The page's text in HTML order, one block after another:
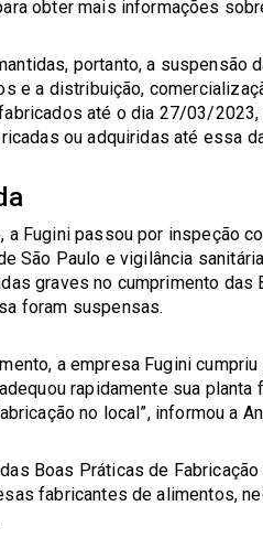
obter mais informações
portanto, a suspensão
e a distribuição,
até o dia 27/03/
ou adquiridas até essa
a Fugini passou por inspeção
São Paulo e vigilância
graves no cumprimento
foram suspensas.
a empresa Fugini
rapidamente sua
no local”, informou a
Boas Práticas de
fabricantes de alimentos,